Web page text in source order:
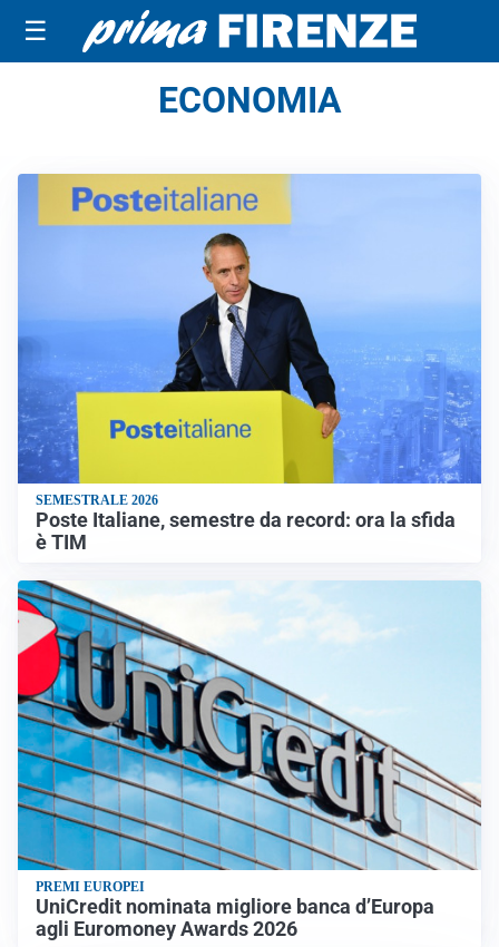
☰
ECONOMIA
SEMESTRALE 2026
Poste Italiane, semestre da record: ora la sfida
è TIM
PREMI EUROPEI
UniCredit nominata migliore banca d’Europa
agli Euromoney Awards 2026